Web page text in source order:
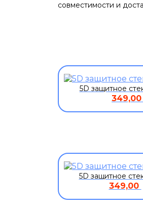
совместимости и
5D защитное
349,00
5D защитное
349,00